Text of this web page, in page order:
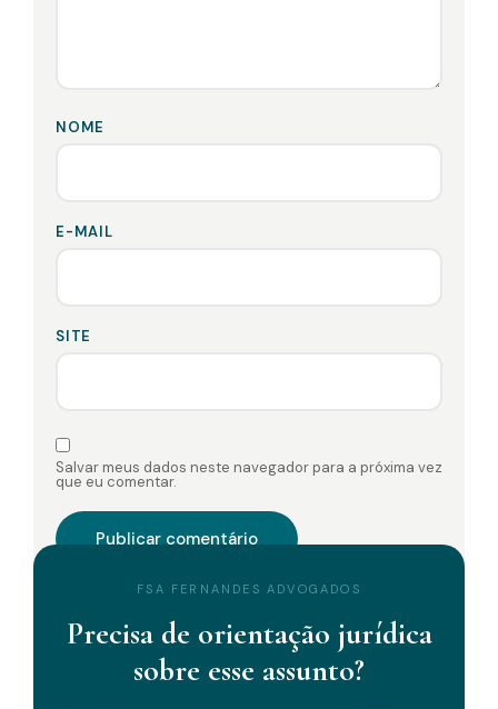
NOME
E-MAIL
SITE
Salvar meus dados neste navegador para a próxima vez
que eu comentar.
FSA FERNANDES ADVOGADOS
Precisa de orientação jurídica
sobre esse assunto?